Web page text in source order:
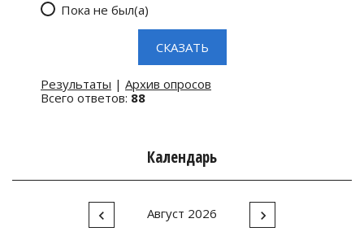
Пока не был(а)
Результаты | Архив опросов
Всего ответов: 88
Календарь
Август 2026